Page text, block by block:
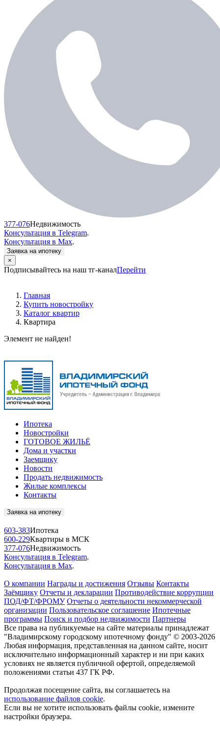
377-076Недвижимость
Консультация в Telegram.
Консультация в Max.
Заявка на ипотеку
×
Подписывайтесь на наш тг-каналПерейти
Главная
Купить новостройку
Каталог квартир
Квартира
Элемент не найден!
Ипотека
Новостройки
ГОТОВОЕ ЖИЛЬЁ
Дома и участки
Заемщику
Новости
Продать недвижимость
Жилые комплексы
Контакты
Заявка на ипотеку
603-383Ипотека
600-229Квартиры в МСК
377-076Недвижимость
Консультация в Telegram.
Консультация в Max.
О компании Награды и достижения Отзывы Контакты
Заёмщику Отчеты и декларации Противодействие коррупции
ПОД/ФТ/ФРОМУ Отчеты о деятельности некоммерческой
организации Пользовательское соглашение Ипотечные
программы Поиск и подбор недвижимости Партнеры
Все права на публикуемые на сайте материалы принадлежат
"Владимирскому городскому ипотечному фонду" © 2003-2026
Любая информация, представленная на данном сайте, носит
исключительно информационный характер и ни при каких
условиях не является публичной офертой, определяемой
положениями статьи 437 ГК РФ.
Продолжая посещение сайта, вы соглашаетесь на
использование файлов cookie.
Если вы не хотите использовать файлы cookie, измените
настройки браузера.